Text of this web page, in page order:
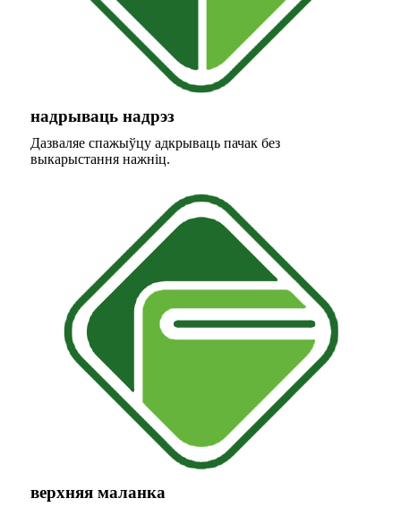
надрываць надрэз
Дазваляе спажыўцу адкрываць пачак без
выкарыстання нажніц.
верхняя маланка